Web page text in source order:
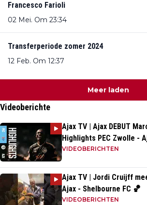
Francesco Farioli
02 Mei. Om 23:34
Transferperiode zomer 2024
12 Feb. Om 12:37
Meer laden
Videoberichte
Ajax TV | Ajax DEBUT
Highlights PEC Zwolle -
Eredivisie
VIDEOBERICHTEN
Ajax TV | Jordi Cruijff
Ajax - Shelbourne FC 🏀
VIDEOBERICHTEN